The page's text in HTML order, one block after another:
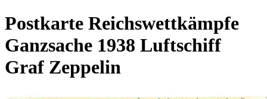
Postkarte Reichswettkämpfe
Ganzsache 1938 Luftschiff
Graf Zeppelin